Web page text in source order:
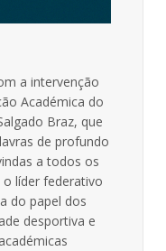
a intervenção
Académica do
Braz, que
de profundo
a todos os
líder federativo
do papel dos
desportiva e